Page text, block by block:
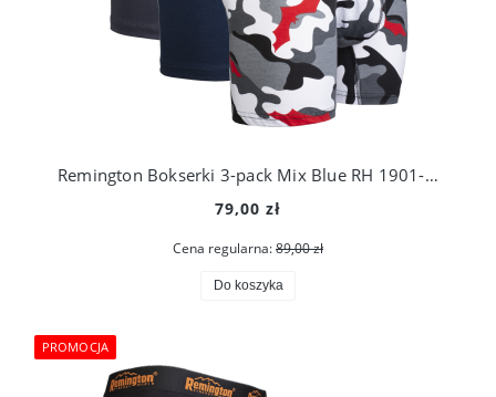
Remington Bokserki 3-pack Mix Blue RH 1901-406
79,00 zł
Cena regularna:89,00 zł
Do koszyka
PROMOCJA